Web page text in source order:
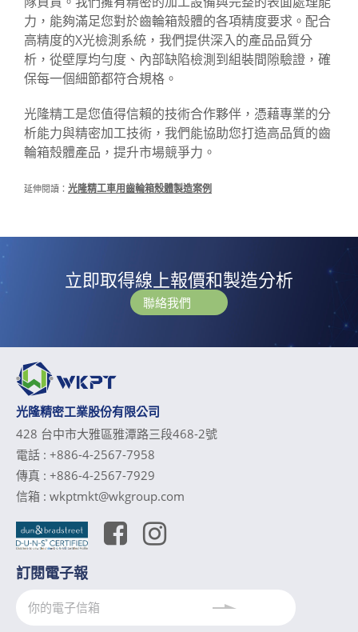
力，能夠滿足您對於齒輪箱殼體的各項精度要求。配合
高精度的X光檢測系統，我們提供深入的產品品質分
析，從壁厚均勻度、內部缺陷檢測到組裝間隙驗證，確
保每一個細節都符合規格。
光隆精工是您值得信賴的技術合作夥伴，憑藉專業的分
析能力與精密加工技術，我們能協助您打造高品質的齒
輪箱殼體產品，提升市場競爭力。
延伸閱讀： 光隆精工車用齒輪箱殼體製造案例
立即取得線上報價和製造分析
聯絡我們
光隆精密工業股份有限公司
428 台中市大雅區雅潭路三段468-2號
電話 : +886-4-2567-7958
傳真 : +886-4-2567-7929
信箱 : wkptmkt@wkgroup.com
訂閱電子報